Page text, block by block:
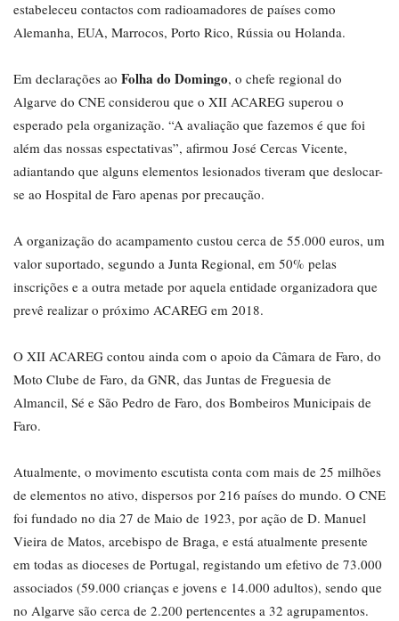
estabeleceu contactos com radioamadores de países como
Alemanha, EUA, Marrocos, Porto Rico, Rússia ou Holanda.
Em declarações ao Folha do Domingo, o chefe regional do
Algarve do CNE considerou que o XII ACAREG superou o
esperado pela organização. “A avaliação que fazemos é que foi
além das nossas espectativas”, afirmou José Cercas Vicente,
adiantando que alguns elementos lesionados tiveram que deslocar-
se ao Hospital de Faro apenas por precaução.
A organização do acampamento custou cerca de 55.000 euros, um
valor suportado, segundo a Junta Regional, em 50% pelas
inscrições e a outra metade por aquela entidade organizadora que
prevê realizar o próximo ACAREG em 2018.
O XII ACAREG contou ainda com o apoio da Câmara de Faro, do
Moto Clube de Faro, da GNR, das Juntas de Freguesia de
Almancil, Sé e São Pedro de Faro, dos Bombeiros Municipais de
Faro.
Atualmente, o movimento escutista conta com mais de 25 milhões
de elementos no ativo, dispersos por 216 países do mundo. O CNE
foi fundado no dia 27 de Maio de 1923, por ação de D. Manuel
Vieira de Matos, arcebispo de Braga, e está atualmente presente
em todas as dioceses de Portugal, registando um efetivo de 73.000
associados (59.000 crianças e jovens e 14.000 adultos), sendo que
no Algarve são cerca de 2.200 pertencentes a 32 agrupamentos.